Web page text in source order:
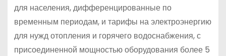
для населения, дифференцированные по
временным периодам, и тарифы на электроэнергию
для нужд отопления и горячего водоснабжения, с
присоединенной мощностью оборудования более 5